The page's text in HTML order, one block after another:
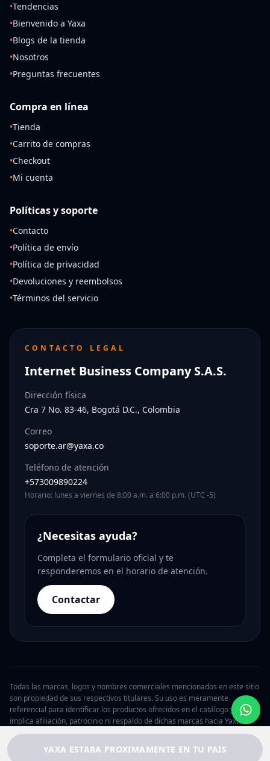
YAXA ESTARA PROXIMAMENTE EN TU PAIS
•Tendencias
•Bienvenido a Yaxa
•Blogs de la tienda
•Nosotros
•Preguntas frecuentes
Compra en línea
•Tienda
•Carrito de compras
•Checkout
•Mi cuenta
Políticas y soporte
•Contacto
•Política de envío
•Política de privacidad
•Devoluciones y reembolsos
•Términos del servicio
CONTACTO LEGAL
Internet Business Company S.A.S.
Dirección física
Cra 7 No. 83-46, Bogotá D.C., Colombia
Correo
soporte.ar@yaxa.co
Teléfono de atención
+573009890224
Horario: lunes a viernes de 8:00 a.m. a 6:00 p.m. (UTC -5)
¿Necesitas ayuda?
Completa el formulario oficial y te
responderemos en el horario de atención.
Contactar
Todas las marcas, logos y nombres comerciales mencionados en este sitio
son propiedad de sus respectivos titulares. Su uso es meramente
referencial para identificar los productos ofrecidos en el catálogo y no
implica afiliación, patrocinio ni respaldo de dichas marcas hacia Yaxa.
© 2026 Yaxa Argentina. Todos los derechos reservados.